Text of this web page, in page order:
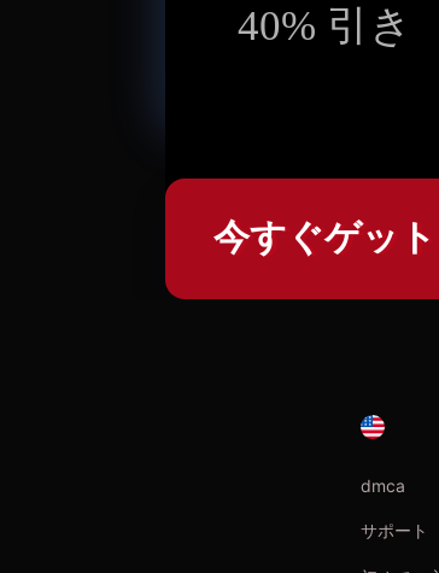
40% 引き
今すぐゲット
dmca
サポート